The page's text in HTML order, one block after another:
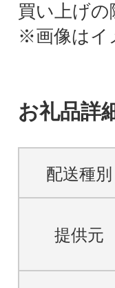
買い上げ
※画像はイ
お礼品詳
配送種別
提供元